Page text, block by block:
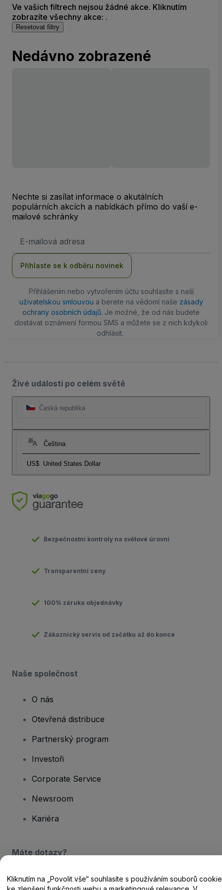
Ve vašich filtrech nejsou žádné akce. Kliknutím
zobrazíte všechny akce: .
Resetovat filtry
Nedávno zobrazené
Nechte si zasílat informace o akutálních
populárních akcích a nabídkách přímo do vaší e-
mailové schránky
adresa
Přihlaste se k odběru novinek
Přihlášením nebo vytvořením účtu souhlasíte s naší
uživatelskou smlouvou a berete na vědomí naše zásady
ochrany osobních údajů. Je možné, že od nás budete
dostávat oznámení formou SMS a můžete se z nich kdykoli
odhlásit.
Živé události po celém světě
Česká republika
Čeština
US$ United States Dollar
Bezpečnostní kontroly na světové úrovni
Transparentní ceny
100% záruka objednávky
Zákaznický servis od začátku až do konce
Naše společnost
O nás
Otevřená distribuce
Partnerský program
Investoři
Corporate Service
Newsroom
Kariéra
Máte dotazy?
Centrum nápovědy / Kontakt
Kliknutím na „Povolit vše“ souhlasíte s používáním souborů cookie